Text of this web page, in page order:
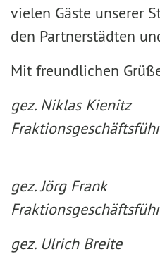
vielen Gäste unserer
den Partnerstädten
Mit freundlichen
gez. Niklas
gez. Jörg
gez. Ulrich